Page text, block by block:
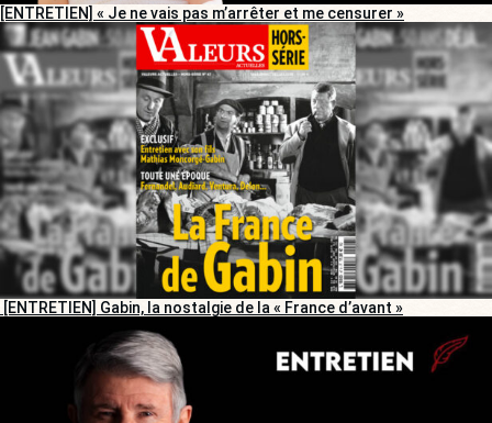
[ENTRETIEN] « Je ne vais pas m’arrêter et me censurer »
[ENTRETIEN] Gabin, la nostalgie de la « France d’avant »